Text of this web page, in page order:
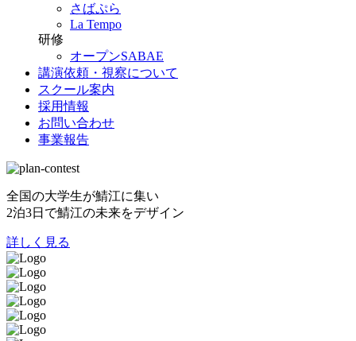
さばぷら
La Tempo
研修
オープンSABAE
講演依頼・視察について
スクール案内
採用情報
お問い合わせ
事業報告
全国の大学生が鯖江に集い
2泊3日で鯖江の未来をデザイン
詳しく見る